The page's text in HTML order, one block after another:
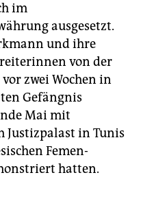
im
ausgesetzt.
und ihre
von der
zwei Wochen in
Gefängnis
Mai mit
Justizpalast in Tunis
Femen-
hatten.